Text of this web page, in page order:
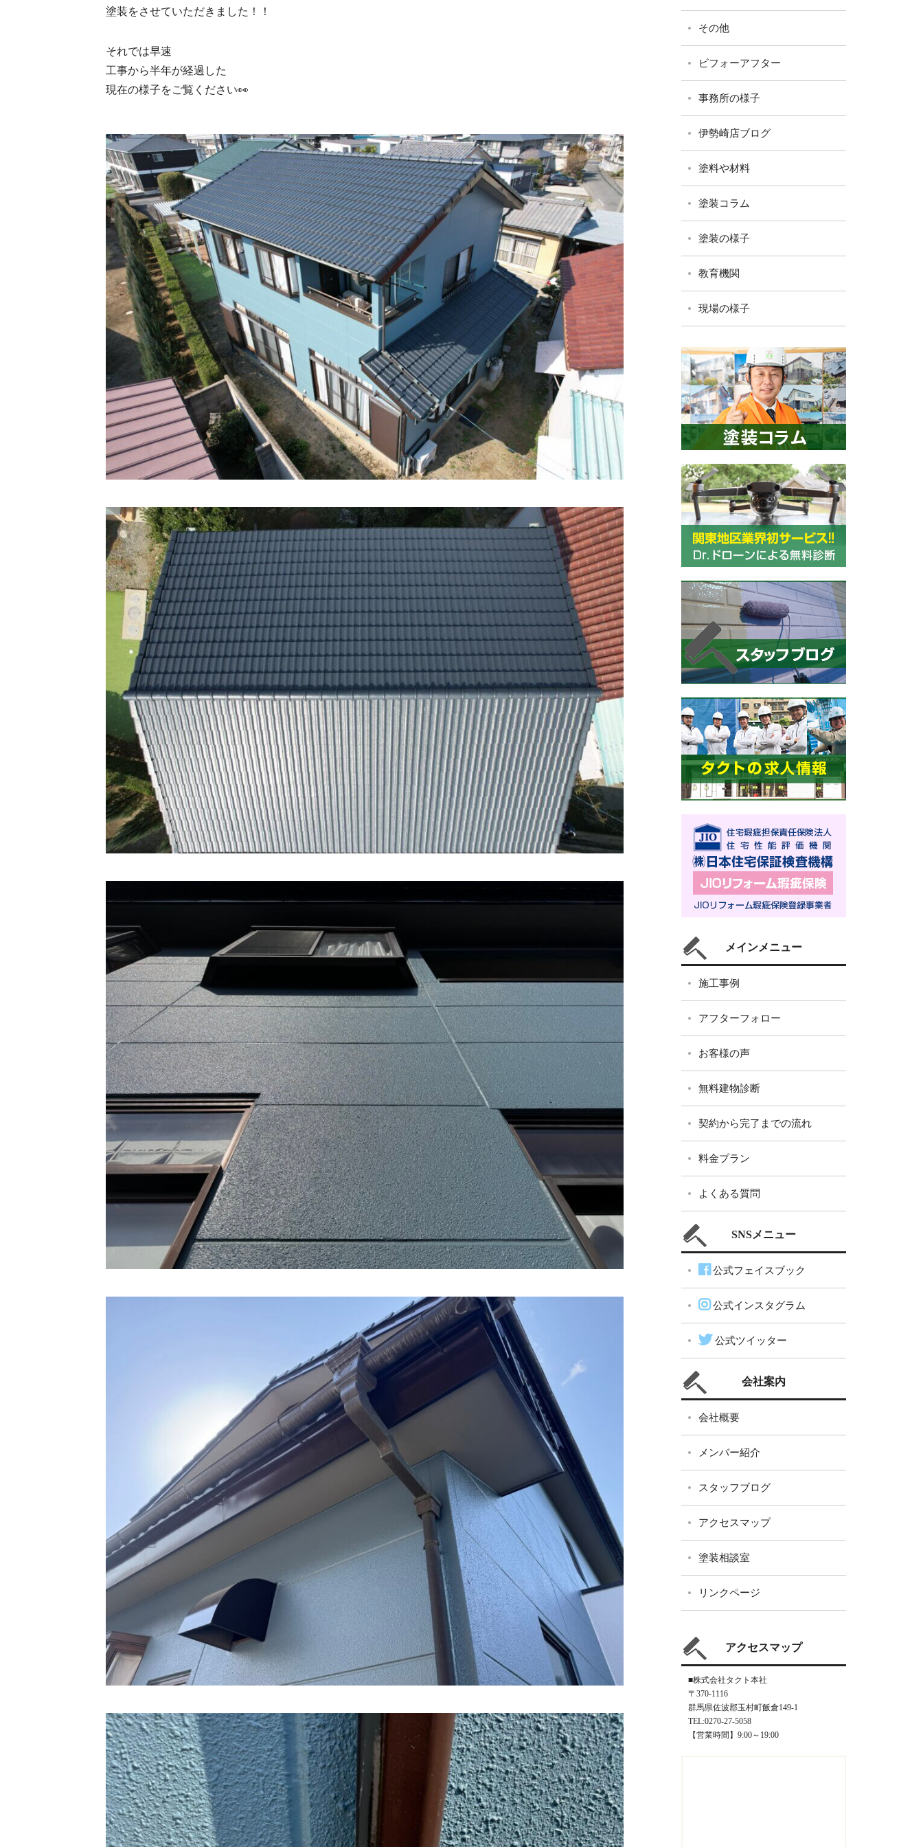
塗装をさせていただきました！！
それでは早速
工事から半年が経過した
現在の様子をご覧ください👀
その他
ビフォーアフター
事務所の様子
伊勢崎店ブログ
塗料や材料
塗装コラム
塗装の様子
教育機関
現場の様子
メインメニュー
施工事例
アフターフォロー
お客様の声
無料建物診断
契約から完了までの流れ
料金プラン
よくある質問
SNSメニュー
公式フェイスブック
公式インスタグラム
公式ツイッター
会社案内
会社概要
メンバー紹介
スタッフブログ
アクセスマップ
塗装相談室
リンクページ
アクセスマップ
■株式会社タクト本社
〒370-1116
群馬県佐波郡玉村町飯倉149-1
TEL:0270-27-5058
【営業時間】9:00～19:00